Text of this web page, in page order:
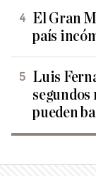
El Gran
país
Luis
pueden